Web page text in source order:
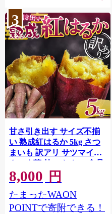
3
甘さ引き出す サイズ不揃
い 熟成紅はるか 5kg さつ
まいも 訳アリ サツマイモ
さつま芋 甘い おやつ 食品
F21T-474
8,000 円
たまったWAON
POINTで寄附できる！